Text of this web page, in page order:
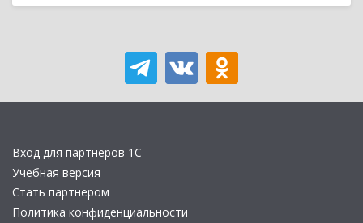
Вход для партнеров 1С
Учебная версия
Стать партнером
Политика конфиденциальности